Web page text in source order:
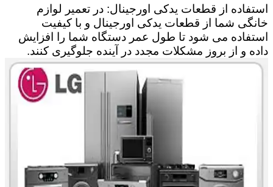
استفاده از قطعات یدکی اورجینال: در تعمیر لوازم
خانگی شما از قطعات یدکی اورجینال و با کیفیت
استفاده می شود تا طول عمر دستگاه شما را افزایش
داده و از بروز مشکلات مجدد در آینده جلوگیری کنند.